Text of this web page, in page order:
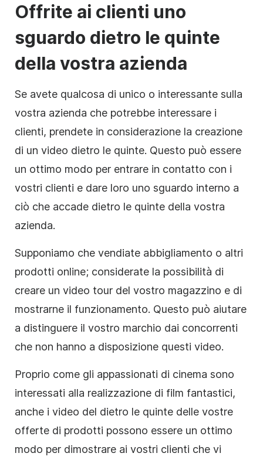
Offrite ai clienti uno
sguardo dietro le quinte
della vostra azienda
Se avete qualcosa di unico o interessante sulla
vostra azienda che potrebbe interessare i
clienti, prendete in considerazione la creazione
di un video dietro le quinte. Questo può essere
un ottimo modo per entrare in contatto con i
vostri clienti e dare loro uno sguardo interno a
ciò che accade dietro le quinte della vostra
azienda.
Supponiamo che vendiate abbigliamento o altri
prodotti online; considerate la possibilità di
creare un video tour del vostro magazzino e di
mostrarne il funzionamento. Questo può aiutare
a distinguere il vostro marchio dai concorrenti
che non hanno a disposizione questi video.
Proprio come gli appassionati di cinema sono
interessati alla realizzazione di film fantastici,
anche i video del dietro le quinte delle vostre
offerte di prodotti possono essere un ottimo
modo per dimostrare ai vostri clienti che vi